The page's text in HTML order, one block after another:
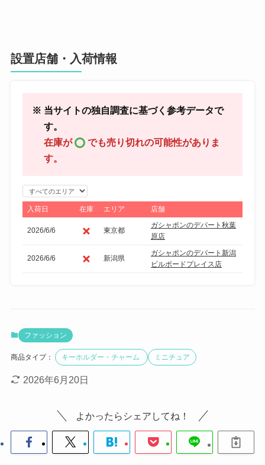
設置店舗・入荷情報
※ 当サイトの独自調査に基づく参考データで
す。
在庫が
でも売り切れの可能性がありま
す。
エ
リ
ア
で
り
入荷日 在庫 エリア 店舗
2026/6/6 東京都
ガシャポンのデパート秋葉
原店
2026/6/6 新潟県
ガシャポンのデパート新潟
ビルボードプレイス店
ファッション
商品タイプ： キーホルダー・チャーム ミニチュア
2026年6月20日
よかったらシェアしてね！